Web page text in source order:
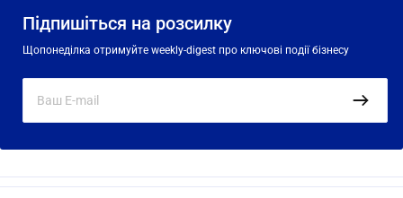
Підпишіться на розсилку
Щопонеділка отримуйте weekly-digest про ключові події бізнесу